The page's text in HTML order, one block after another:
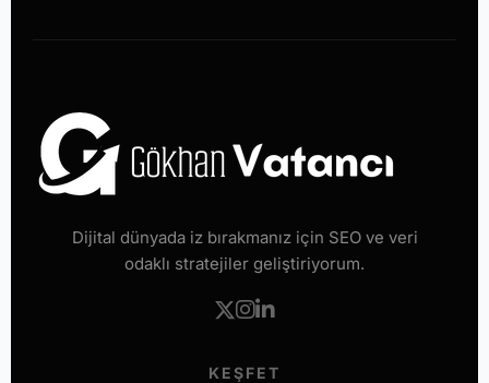
Dijital dünyada iz bırakmanız için SEO ve veri
odaklı stratejiler geliştiriyorum.
KEŞFET